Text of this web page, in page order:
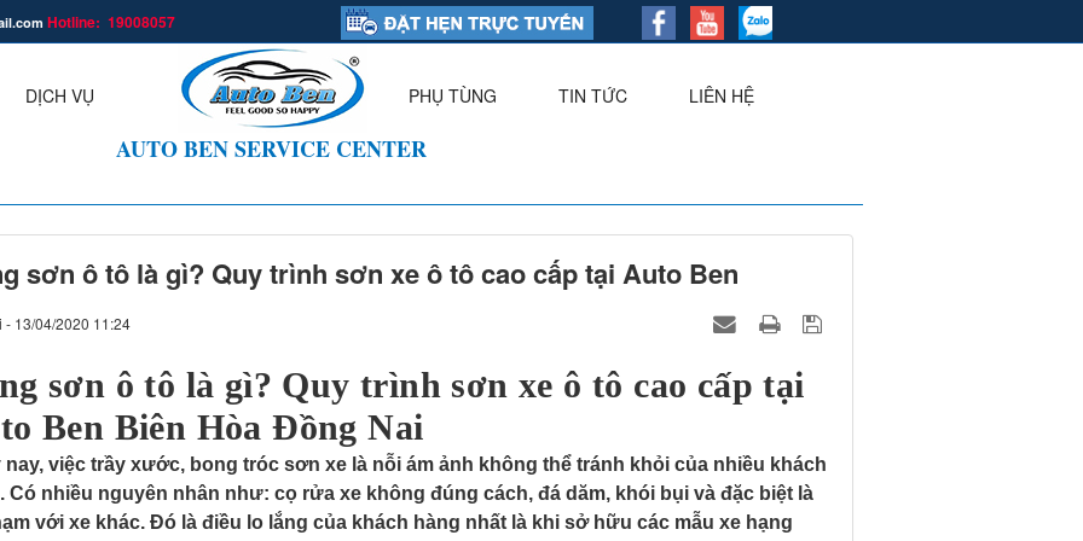
Hotline: 19008057
DỊCH VỤ
PHỤ TÙNG
TIN TỨC LIÊN HỆ
AUTO BEN SERVICE CENTER
sơn ô tô là gì? Quy trình sơn xe ô tô cao cấp tại Auto Ben
- 13/04/2020 11:24
sơn ô tô là gì? Quy trình sơn xe ô tô cao cấp tại
Ben Biên Hòa Đồng Nai
nay, việc trầy xước, bong tróc sơn xe là nỗi ám ảnh không thể tránh khỏi của nhiều khách
Có nhiều nguyên nhân như: cọ rửa xe không đúng cách, đá dăm, khói bụi và đặc biệt là
với xe khác. Đó là điều lo lắng của khách hàng nhất là khi sở hữu các mẫu xe hạng